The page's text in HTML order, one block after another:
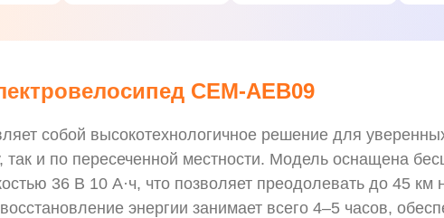
CEM-AEB09
собой высокотехнологичное решение для
так и по пересеченной местности. Модель оснащена
36 В 10 А·ч, что позволяет преодолевать до 45
энергии занимает всего 4–5 часов,